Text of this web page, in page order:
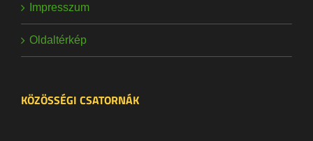
Impresszum
Oldaltérkép
KÖZÖSSÉGI CSATORNÁK